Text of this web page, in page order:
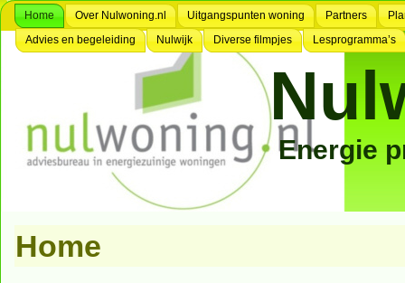
Home Over Nulwoning.nl Uitgangspunten woning Partners
Advies en begeleiding
Nulwijk Diverse filmpjes Lesprogramma’s
Energie
Home